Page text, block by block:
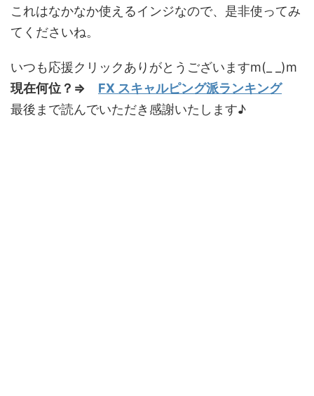
これはなかなか使えるインジなので、是非使ってみ
てくださいね。
いつも応援クリックありがとうございますm(_ _)m
現在何位？⇒
FX スキャルピング派ランキング
最後まで読んでいただき感謝いたします♪